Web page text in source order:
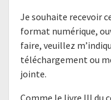
Je souhaite recevoir
format numérique,
faire, veuillez
téléchargement ou
jointe.